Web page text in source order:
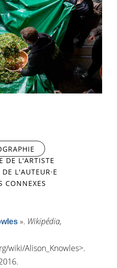
MAKE A
(ONGLET ACTIF)
DE L'ARTISTE
L'AUTEUR·E
CONNEXES
». Wikipédia,
wiki/Alison_Knowles>.